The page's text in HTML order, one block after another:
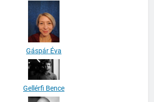
Gáspár Éva
Gellérfi Bence